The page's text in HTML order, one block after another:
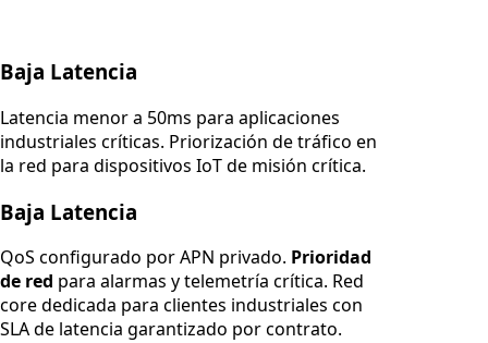
Baja Latencia
Latencia menor a 50ms para aplicaciones
industriales críticas. Priorización de tráfico en
la red para dispositivos IoT de misión crítica.
Baja Latencia
QoS configurado por APN privado. Prioridad
de red para alarmas y telemetría crítica. Red
core dedicada para clientes industriales con
SLA de latencia garantizado por contrato.